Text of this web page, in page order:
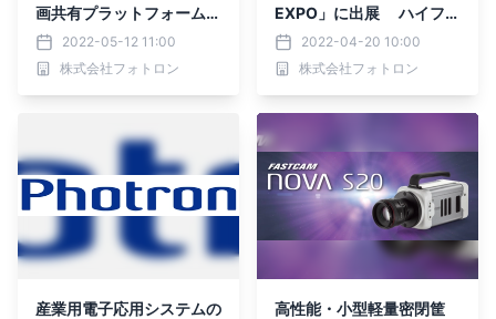
画共有プラットフォーム
「CLEVAS」を創価大学に
納入 15教室の講義を全
自動で収録可能に 学習
2022-05-12 11:00
株式会社フォトロン
EXPO」に出展 ハイフレ
ックス授業・OSCE／実習
記録・社内教育に関する
課題を解決する収録／配信
2022-04-20 10:00
株式会社フォトロン
産業用電子応用システムの
高性能・小型軽量密閉筐